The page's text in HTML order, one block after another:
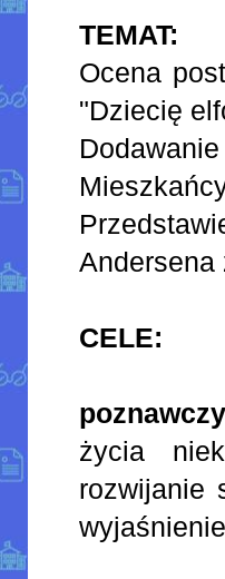
TEMAT:
Ocena
"Dziecię
Andersena
CELE:
życia
rozwijanie